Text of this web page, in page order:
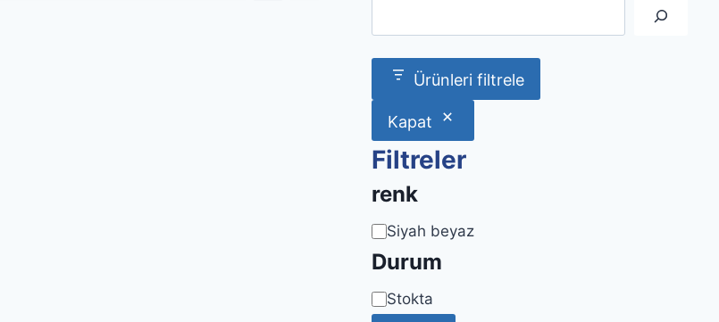
Ürünleri filtrele
Kapat
Filtreler
renk
Renk
Siyah beyaz
Durum
Uygunluk
Stokta